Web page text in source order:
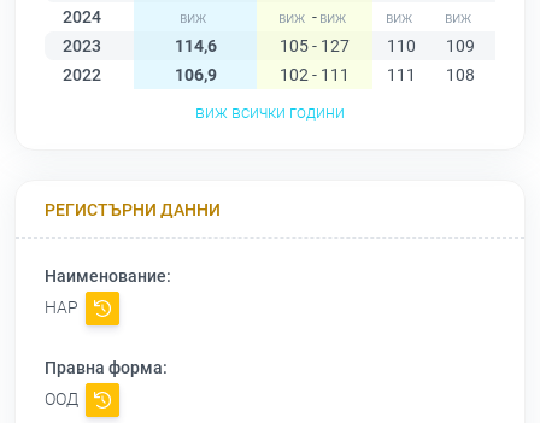
2024
-
2023
114,6 105 - 127 110 109
2022
106,9 102 - 111 111 108
виж всички години
РЕГИСТЪРНИ ДАННИ
Наименование:
НАР
Правна форма:
ООД